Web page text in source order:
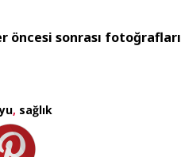
öncesi sonrası fotoğrafları
, sağlık